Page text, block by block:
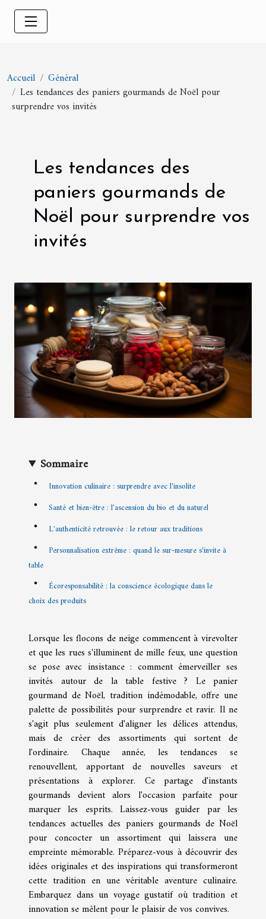
Accueil
Général
Les tendances des paniers gourmands de Noël pour
surprendre vos invités
Les tendances des
paniers gourmands de
Noël pour surprendre vos
invités
Sommaire
Innovation culinaire : surprendre avec l'insolite
Santé et bien-être : l'ascension du bio et du naturel
L'authenticité retrouvée : le retour aux traditions
Personnalisation extrême : quand le sur-mesure s'invite à
table
Écoresponsabilité : la conscience écologique dans le
choix des produits
Lorsque les flocons de neige commencent à virevolter
et que les rues s'illuminent de mille feux, une question
se pose avec insistance : comment émerveiller ses
invités autour de la table festive ? Le panier
gourmand de Noël, tradition indémodable, offre une
palette de possibilités pour surprendre et ravir. Il ne
s'agit plus seulement d'aligner les délices attendus,
mais de créer des assortiments qui sortent de
l'ordinaire. Chaque année, les tendances se
renouvellent, apportant de nouvelles saveurs et
présentations à explorer. Ce partage d'instants
gourmands devient alors l'occasion parfaite pour
marquer les esprits. Laissez-vous guider par les
tendances actuelles des paniers gourmands de Noël
pour concocter un assortiment qui laissera une
empreinte mémorable. Préparez-vous à découvrir des
idées originales et des inspirations qui transformeront
cette tradition en une véritable aventure culinaire.
Embarquez dans un voyage gustatif où tradition et
innovation se mêlent pour le plaisir de vos convives.